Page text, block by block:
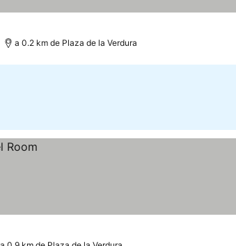
a 0.2 km de Plaza de la Verdura